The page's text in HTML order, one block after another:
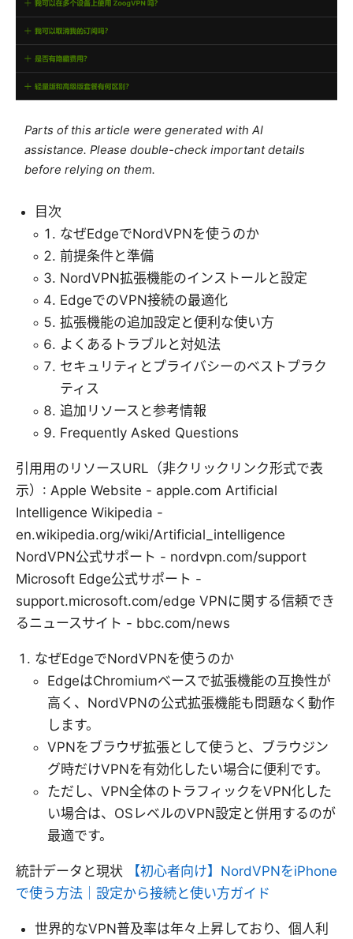
Parts of this article were generated with AI
assistance. Please double-check important details
before relying on them.
目次
なぜEdgeでNordVPNを使うのか
前提条件と準備
NordVPN拡張機能のインストールと設定
EdgeでのVPN接続の最適化
拡張機能の追加設定と便利な使い方
よくあるトラブルと対処法
セキュリティとプライバシーのベストプラク
ティス
追加リソースと参考情報
Frequently Asked Questions
引用用のリソースURL（非クリックリンク形式で表
示）: Apple Website - apple.com Artificial
Intelligence Wikipedia -
en.wikipedia.org/wiki/Artificial_intelligence
NordVPN公式サポート - nordvpn.com/support
Microsoft Edge公式サポート -
support.microsoft.com/edge VPNに関する信頼でき
るニュースサイト - bbc.com/news
なぜEdgeでNordVPNを使うのか
EdgeはChromiumベースで拡張機能の互換性が
高く、NordVPNの公式拡張機能も問題なく動作
します。
VPNをブラウザ拡張として使うと、ブラウジン
グ時だけVPNを有効化したい場合に便利です。
ただし、VPN全体のトラフィックをVPN化した
い場合は、OSレベルのVPN設定と併用するのが
最適です。
統計データと現状
【初心者向け】NordVPNをiPhone
で使う方法｜設定から接続と使い方ガイド
世界的なVPN普及率は年々上昇しており、個人利